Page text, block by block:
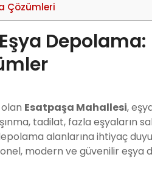
Çözümleri
Depolama:
Esatpaşa Mahallesi,
tadilat, fazla eşyaların
alanlarına ihtiyaç
modern ve güvenilir eşya